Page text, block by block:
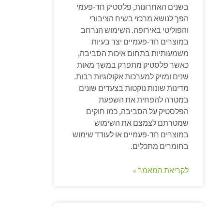
בשנים האחרונות, פלסטיק חד-פעמי
הפך לנושא מרכזי בשיח הציבורי
והפוליטי באירופה. השימוש הנרחב
במוצרים חד-פעמיים יצר בעיות
משמעותיות בתחום איכות הסביבה,
כאשר פלסטיק מתפרק במשך מאות
שנים ומזיק למערכות אקולוגיות רבות.
מדינות שונות נוקטות בצעדים שונים
במטרה להפחית את השפעת
הפלסטיק על הסביבה, כמו חוקים
שמטרתם לצמצם את השימוש
במוצרים חד-פעמיים או לעודד שימוש
בחומרים מתכלים.
לקריאת המאמר »